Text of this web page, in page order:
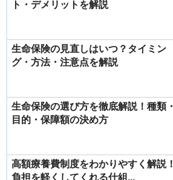
ト・デメリットを解説
生命保険の見直しはいつ？タイミン
グ・方法・注意点を解説
生命保険の選び方を徹底解説！種類・
目的・保障額の決め方
高額療養費制度をわかりやすく解説！
負担を軽くしてくれる仕組...